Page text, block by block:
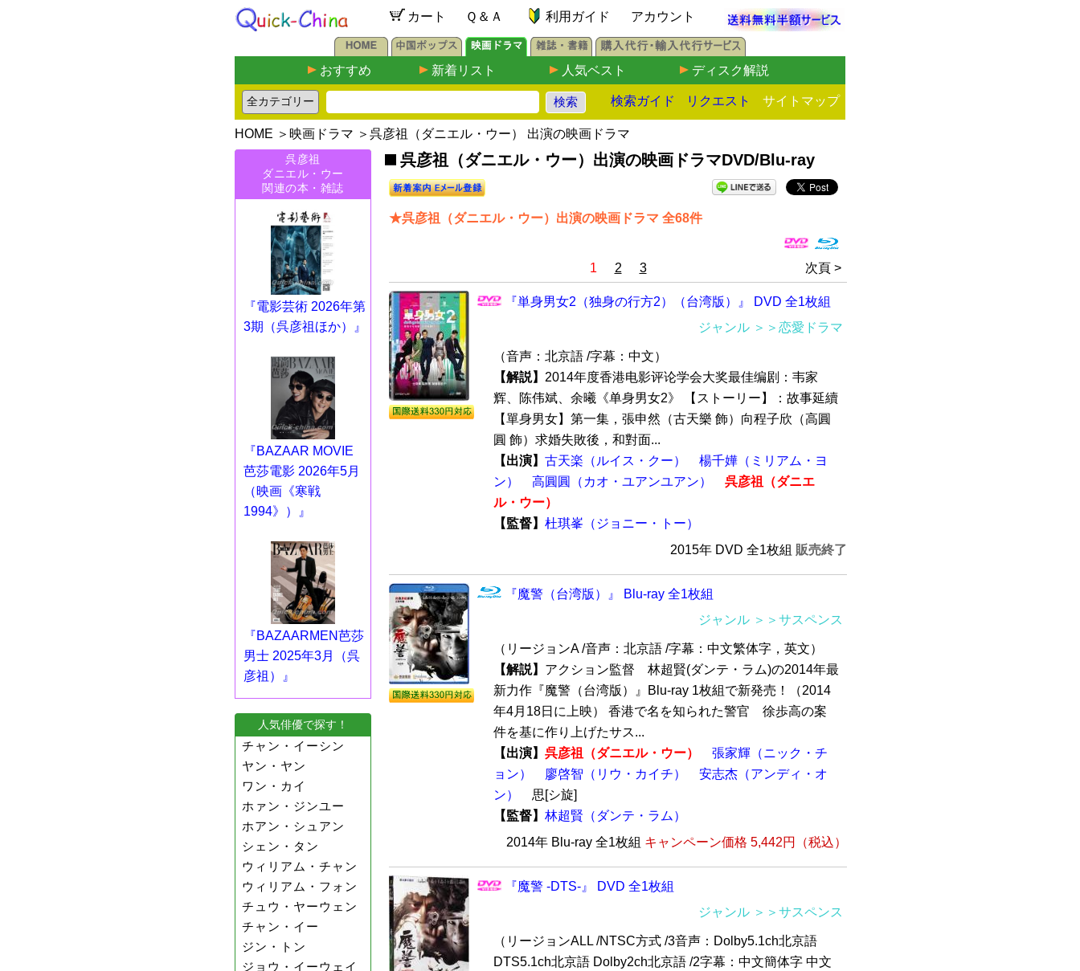
カート Ｑ＆Ａ 利用ガイド アカウント
おすすめ 新着リスト 人気ベスト ディスク解説
検索ガイド リクエスト サイトマップ
HOME ＞ 映画ドラマ ＞呉彦祖（ダニエル・ウー） 出演の映画ドラマ
呉彦祖
ダニエル・ウー
関連の本・雑誌
『電影芸術 2026年第
3期（呉彦祖ほか）』
『BAZAAR MOVIE
芭莎電影 2026年5月
（映画《寒戦
1994》）』
『BAZAARMEN芭莎
男士 2025年3月（呉
彦祖）』
人気俳優で探す！
チャン・イーシン
ヤン・ヤン
ワン・カイ
ホァン・ジンユー
ホアン・シュアン
シェン・タン
ウィリアム・チャン
ウィリアム・フォン
チュウ・ヤーウェン
チャン・イー
ジン・トン
ジョウ・イーウェイ
呉彦祖（ダニエル・ウー）出演の映画ドラマDVD/Blu-ray
★呉彦祖（ダニエル・ウー）出演の映画ドラマ 全68件
次頁 >
1 2 3
『単身男女2（独身の行方2）（台湾版）』 DVD 全1枚組
ジャンル ＞＞恋愛ドラマ
（音声：北京語 /字幕：中文）
【解説】 2014年度香港电影评论学会大奖最佳编剧：韦家
辉、陈伟斌、余曦《单身男女2》 【ストーリー】：故事延續
【單身男女】第一集，張申然（古天樂 飾）向程子欣（高圓
圓 飾）求婚失敗後，和對面...
【出演】 古天楽（ルイス・クー）
楊千嬅（ミリアム・ヨ
ン）
高圓圓（カオ・ユアンユアン）
呉彦祖（ダニエ
ル・ウー）
【監督】 杜琪峯（ジョニー・トー）
2015年 DVD 全1枚組 販売終了
『魔警（台湾版）』 Blu-ray 全1枚組
ジャンル ＞＞サスペンス
（リージョンA /音声：北京語 /字幕：中文繁体字，英文）
【解説】 アクション監督 林超賢(ダンテ・ラム)の2014年最
新力作『魔警（台湾版）』Blu-ray 1枚組で新発売！（2014
年4月18日に上映） 香港で名を知られた警官 徐歩高の案
件を基に作り上げたサス...
【出演】 呉彦祖（ダニエル・ウー）
張家輝（ニック・チ
ョン）
廖啓智（リウ・カイチ）
安志杰（アンディ・オ
ン）
思[シ旋]
【監督】 林超賢（ダンテ・ラム）
2014年 Blu-ray 全1枚組 キャンペーン価格 5,442円（税込）
『魔警 -DTS-』 DVD 全1枚組
ジャンル ＞＞サスペンス
（リージョンALL /NTSC方式 /3音声：Dolby5.1ch北京語
DTS5.1ch北京語 Dolby2ch北京語 /2字幕：中文簡体字 中文